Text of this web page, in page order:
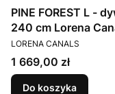
PINE FOREST L -
240 cm Lorena
PRODUCENT
LORENA CANALS
Cena
1 669,00 zł
Do koszyka